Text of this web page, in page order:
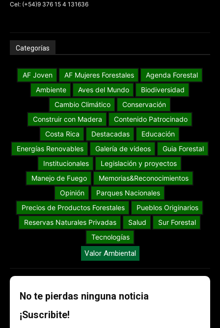
Cel: (+54)9 376 15 4 131636
Categorías
AF Joven AF Mujeres Forestales
Agenda Forestal
Ambiente
Aves del Mundo
Biodiversidad
Cambio Climático
Conservación
Construir con Madera
Contenido Patrocinado
Costa Rica
Destacadas
Educación
Energías Renovables
Galería de videos
Guia Forestal
Institucionales
Legislación y proyectos
Manejo de Fuego
Memorias&Reconocimientos
Opinión
Parques Nacionales
Precios de Productos Forestales
Pueblos Originarios
Reservas Naturales Privadas
Salud
Sur Forestal
Tecnologías
Valor Ambiental
No te pierdas ninguna noticia
¡Suscribite!